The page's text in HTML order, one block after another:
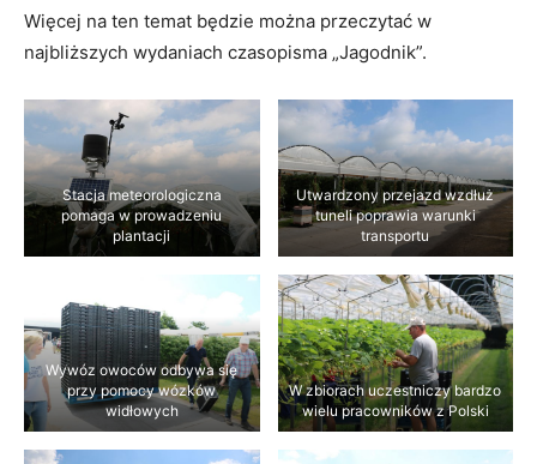
Więcej na ten temat będzie można przeczytać w
najbliższych wydaniach czasopisma „Jagodnik”.
Stacja meteorologiczna
pomaga w prowadzeniu
plantacji
Utwardzony przejazd wzdłuż
tuneli poprawia warunki
transportu
Wywóz owoców odbywa się
przy pomocy wózków
widłowych
W zbiorach uczestniczy bardzo
wielu pracowników z Polski